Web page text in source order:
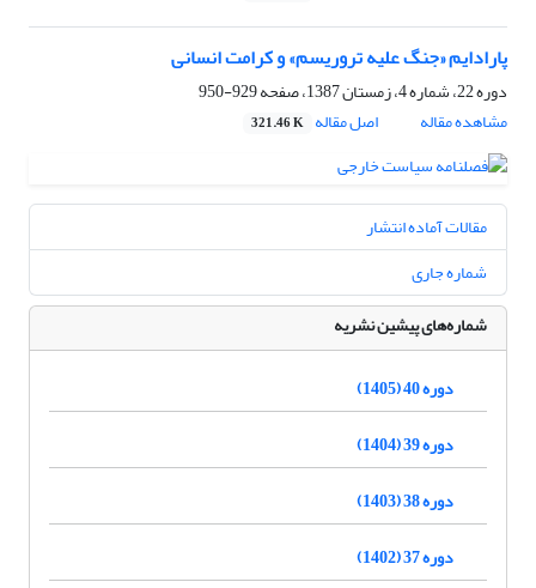
پارادایم «جنگ علیه تروریسم» و کرامت انسانی
دوره 22، شماره 4، زمستان 1387، صفحه
929-950
مشاهده مقاله
اصل مقاله 321.46 K
مقالات آماده انتشار
شماره جاری
شماره‌های پیشین نشریه
دوره 40 (1405)
دوره 39 (1404)
دوره 38 (1403)
دوره 37 (1402)